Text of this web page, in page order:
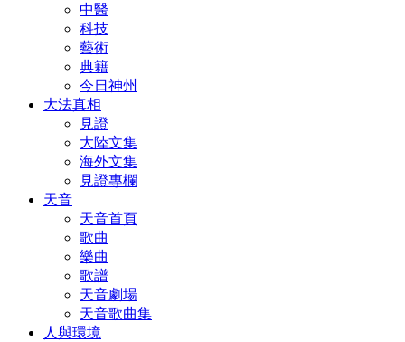
中醫
科技
藝術
典籍
今日神州
大法真相
見證
大陸文集
海外文集
見證專欄
天音
天音首頁
歌曲
樂曲
歌譜
天音劇場
天音歌曲集
人與環境